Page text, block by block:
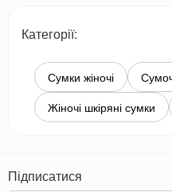
Категорії:
Сумки жіночі
Жіночі шкіряні сумки
Підписатися